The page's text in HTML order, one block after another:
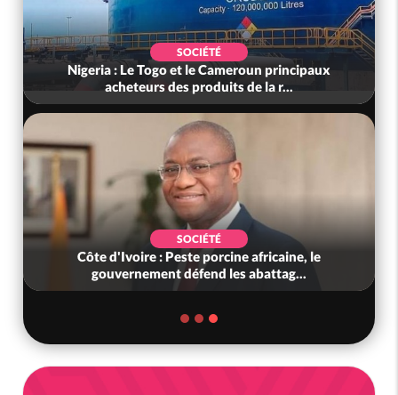
POLITIQUE
Cameroun : 5 combattants séparatistes
neutralisés, le Mindef dément les rum...
POLITIQUE
Côte d'Ivoire : Indépendance 2026, le discours
très attendu du PR Alassane...